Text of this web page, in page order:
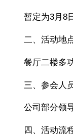
暂定为3月8
二、活动地
餐厅二楼多
三、参会人
公司部分领
四、活动流